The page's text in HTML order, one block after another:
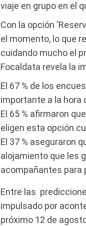
viaje en grupo en el
Con la opción
el momento, lo que
cuidando mucho el
Focaldata revela la
El 67 % de los
importante a la hora
El 65 % afirmaron
eligen esta opción
El 37 % aseguraron
alojamiento que les
acompañantes para
Entre las
impulsado por
próximo 12 de